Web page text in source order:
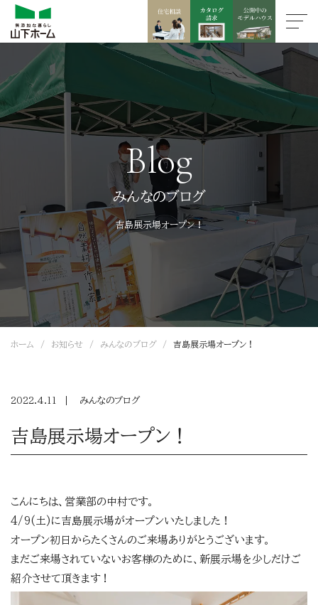
Blog
みんなのブログ
吉島展示場オープン！
ホーム お知らせ みんなのブログ 吉島展示場オープン！
2022.4.11 みんなのブログ
吉島展示場オープン！
こんにちは、営業部の中村です。
4/9(土)に吉島展示場がオープンいたしました！
オープン初日からたくさんのご来場ありがとうございます。
まだご来場されていないお客様のために、新展示場を少しだけご
紹介させて頂きます！